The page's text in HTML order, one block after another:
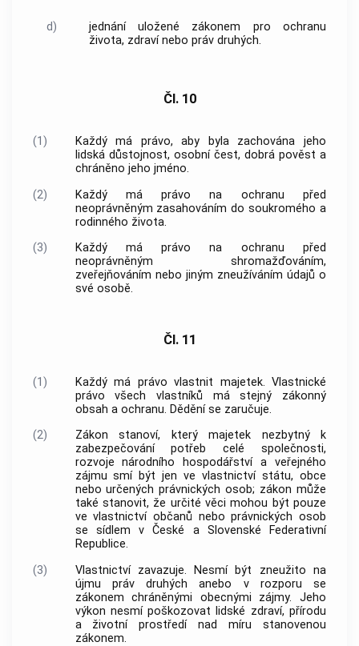
d)
jednání uložené zákonem pro ochranu
života, zdraví nebo práv druhých.
Čl. 10
(1)
Každý má právo, aby byla zachována jeho
lidská důstojnost, osobní čest, dobrá pověst a
chráněno jeho jméno.
(2)
Každý má právo na ochranu před
neoprávněným zasahováním do soukromého a
rodinného života.
(3)
Každý má právo na ochranu před
neoprávněným shromažďováním,
zveřejňováním nebo jiným zneužíváním údajů o
své osobě.
Čl. 11
(1)
Každý má právo vlastnit majetek. Vlastnické
právo všech vlastníků má stejný zákonný
obsah a ochranu. Dědění se zaručuje.
(2)
Zákon stanoví, který majetek nezbytný k
zabezpečování potřeb celé společnosti,
rozvoje národního hospodářství a veřejného
zájmu smí být jen ve vlastnictví státu, obce
nebo určených právnických osob; zákon může
také stanovit, že určité věci mohou být pouze
ve vlastnictví občanů nebo právnických osob
se sídlem v České a Slovenské Federativní
Republice.
(3)
Vlastnictví zavazuje. Nesmí být zneužito na
újmu práv druhých anebo v rozporu se
zákonem chráněnými obecnými zájmy. Jeho
výkon nesmí poškozovat lidské zdraví, přírodu
a životní prostředí nad míru stanovenou
zákonem.